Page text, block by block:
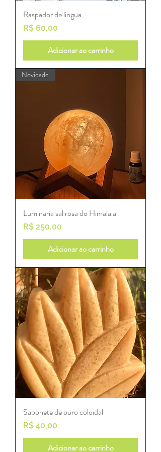
Raspador de lingua
Preço
R$ 60,00
Adicionar ao carrinho
Novidade
Luminaria sal rosa do Himalaia
Preço
R$ 250,00
Adicionar ao carrinho
Sabonete de ouro coloidal
Preço
R$ 40,00
Adicionar ao carrinho